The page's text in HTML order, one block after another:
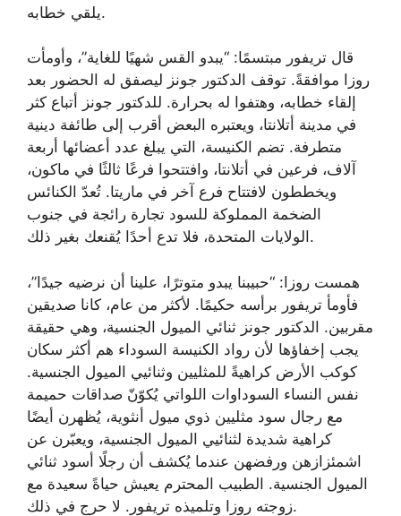
يلقي خطابه.
قال تريفور مبتسمًا: “يبدو القس شهيًا للغاية”، وأومأت
روزا موافقةً. توقف الدكتور جونز ليصفق له الحضور بعد
إلقاء خطابه، وهتفوا له بحرارة. للدكتور جونز أتباع كثر
في مدينة أتلانتا، ويعتبره البعض أقرب إلى طائفة دينية
متطرفة. تضم الكنيسة، التي يبلغ عدد أعضائها أربعة
آلاف، فرعين في أتلانتا، وافتتحوا فرعًا ثالثًا في ماكون،
ويخططون لافتتاح فرع آخر في ماريتا. تُعدّ الكنائس
الضخمة المملوكة للسود تجارة رائجة في جنوب
الولايات المتحدة، فلا تدع أحدًا يُقنعك بغير ذلك.
همست روزا: “حبيبنا يبدو متوترًا، علينا أن نرضيه جيدًا”،
فأومأ تريفور برأسه حكيمًا. لأكثر من عام، كانا صديقين
مقربين. الدكتور جونز ثنائي الميول الجنسية، وهي حقيقة
يجب إخفاؤها لأن رواد الكنيسة السوداء هم أكثر سكان
كوكب الأرض كراهيةً للمثليين وثنائيي الميول الجنسية.
نفس النساء السوداوات اللواتي يُكوّنّ صداقات حميمة
مع رجال سود مثليين ذوي ميول أنثوية، يُظهرن أيضًا
كراهية شديدة لثنائيي الميول الجنسية، ويعبّرن عن
اشمئزازهن ورفضهن عندما يُكشف أن رجلًا أسود ثنائي
الميول الجنسية. الطبيب المحترم يعيش حياةً سعيدة مع
زوجته روزا وتلميذه تريفور. لا حرج في ذلك.